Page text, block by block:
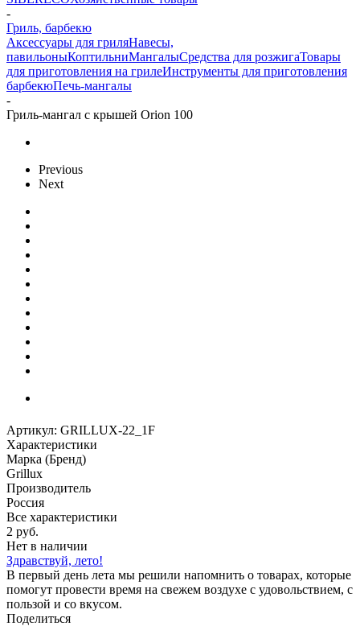
-
Гриль, барбекю
Аксессуары для гриляНавесы,
павильоныКоптильниМангалыСредства для розжигаТовары
для приготовления на грилеИнструменты для приготовления
барбекюПечь-мангалы
-
Гриль-мангал с крышей Orion 100
Previous
Next
Артикул: GRILLUX-22_1F
Характеристики
Марка (Бренд)
Grillux
Производитель
Россия
Все характеристики
2 руб.
Нет в наличии
Здравствуй, лето!
В первый день лета мы решили напомнить о товарах, которые
помогут провести время на свежем воздухе с удовольствием, с
пользой и со вкусом.
Поделиться